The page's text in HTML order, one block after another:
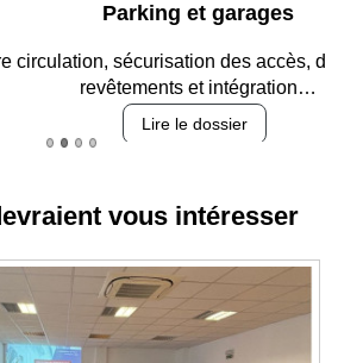
et garages
des accès, durabilité des
et intégration…
vous intéresser